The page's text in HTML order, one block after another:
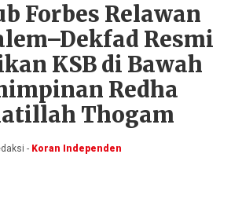
Forbes Relawan
Resmi
KSB di Bawah
Redha
Thogam
-Koran Independen